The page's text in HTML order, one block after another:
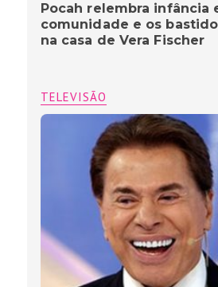
Pocah relembra infância
comunidade e os
na casa de Vera Fischer
TELEVISÃO